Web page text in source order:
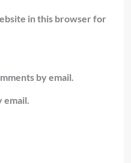
in this browser for
by email.
email.